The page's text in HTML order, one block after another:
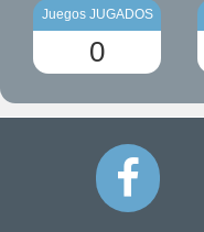
Juegos JUGADOS
0